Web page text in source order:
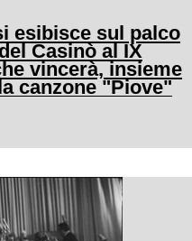
esibisce sul palco
Casinò al IX
vincerà, insieme
canzone "Piove"